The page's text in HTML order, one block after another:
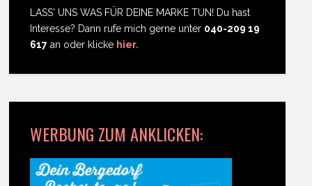
LASS' UNS WAS FÜR DEINE MARKE TUN! Du hast
Interesse? Dann rufe mich gerne unter 040-209 19
617 an oder klicke hier.
WERBUNG ZUM ANKLICKEN: